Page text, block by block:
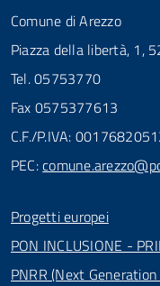
Comune di Arezzo
Piazza della libertà, 1,
Tel. 05753770
Fax 0575377613
C.F./P.IVA:
PEC:
Progetti europei
PON INCLUSIONE -
PNRR (Next